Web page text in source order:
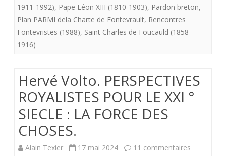
1911-1992), Pape Léon XIII (1810-1903), Pardon breton,
Plan PARMI dela Charte de Fontevrault, Rencontres
Fontevristes (1988), Saint Charles de Foucauld (1858-
1916)
Hervé Volto. PERSPECTIVES
ROYALISTES POUR LE XXI °
SIECLE : LA FORCE DES
CHOSES.
Alain Texier 17 mai 2024 11 commentaires